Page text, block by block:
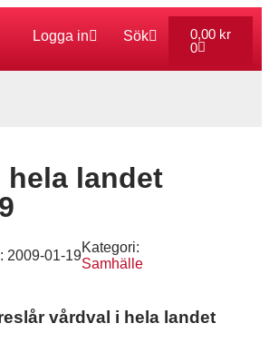
Logga in Sök 0,00 kr
0
hela landet
2009-01-19
Kategori:
Samhälle
vårdval i hela landet